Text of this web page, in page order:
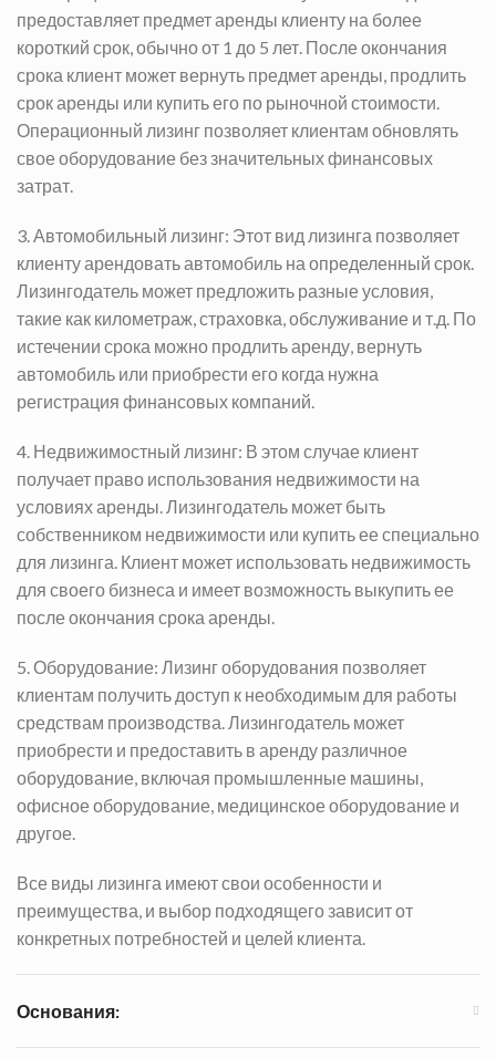
предоставляет предмет аренды клиенту на более
короткий срок, обычно от 1 до 5 лет. После окончания
срока клиент может вернуть предмет аренды, продлить
срок аренды или купить его по рыночной стоимости.
Операционный лизинг позволяет клиентам обновлять
свое оборудование без значительных финансовых
затрат.
3. Автомобильный лизинг: Этот вид лизинга позволяет
клиенту арендовать автомобиль на определенный срок.
Лизингодатель может предложить разные условия,
такие как километраж, страховка, обслуживание и т.д. По
истечении срока можно продлить аренду, вернуть
автомобиль или приобрести его когда нужна
регистрация финансовых компаний.
4. Недвижимостный лизинг: В этом случае клиент
получает право использования недвижимости на
условиях аренды. Лизингодатель может быть
собственником недвижимости или купить ее специально
для лизинга. Клиент может использовать недвижимость
для своего бизнеса и имеет возможность выкупить ее
после окончания срока аренды.
5. Оборудование: Лизинг оборудования позволяет
клиентам получить доступ к необходимым для работы
средствам производства. Лизингодатель может
приобрести и предоставить в аренду различное
оборудование, включая промышленные машины,
офисное оборудование, медицинское оборудование и
другое.
Все виды лизинга имеют свои особенности и
преимущества, и выбор подходящего зависит от
конкретных потребностей и целей клиента.
Основания: